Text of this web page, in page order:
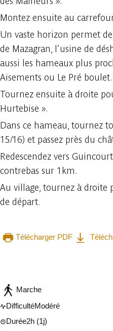
Montez ensuite au carrefour
Un vaste horizon permet
de Mazagran, l’usine de
aussi les hameaux plus
Aisements ou Le Pré
Tournez ensuite à droite
Hurtebise ».
Dans ce hameau, tournez
15/16) et passez près du
Redescendez vers
contrebas sur 1km.
Au village, tournez à
de départ.
Télécharger PDF
Marche
DifficultéModéré
Durée2h (1j)